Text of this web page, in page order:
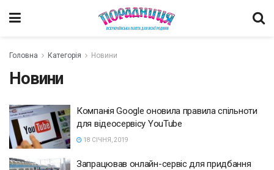
Головна Категорія Новини
Новини
Компанія Google оновила правила спільноти
для відеосервісу YouTube
18 СІЧНЯ, 2019
Запрацював онлайн-сервіс для придбання